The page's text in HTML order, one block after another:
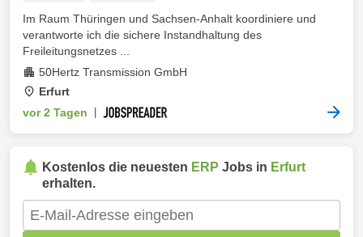
Im Raum Thüringen und Sachsen-Anhalt koordiniere und
verantworte ich die sichere Instandhaltung des
Freileitungsnetzes ...
50Hertz Transmission GmbH
Erfurt
vor 2 Tagen
Kostenlos die neuesten ERP Jobs in Erfurt
erhalten.